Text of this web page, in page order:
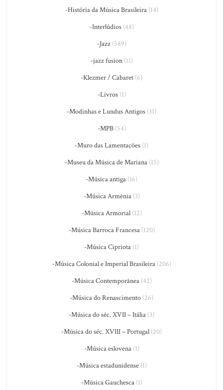
-História da Música Brasileira(14)
-Interlúdios(48)
-Jazz(589)
-jazz fusion(11)
-Klezmer / Cabaret (6)
-Livros(1)
-Modinhas e Lundus Antigos (31)
-MPB(54)
-Muro das Lamentações (1)
-Museu da Música de Mariana(15)
-Música antiga (16)
-Música Armênia(3)
-Música Armorial(12)
-Música Barroca Francesa(120)
-Música Cipriota (1)
-Música Colonial e Imperial Brasileira(206)
-Música Contemporânea(42)
-Música do Renascimento (26)
-Música do séc. XVII – Itália (3)
-Música do séc. XVIII – Portugal (20)
-Música eslovena(1)
-Música estadunidense(1)
-Música Gauchesca(1)